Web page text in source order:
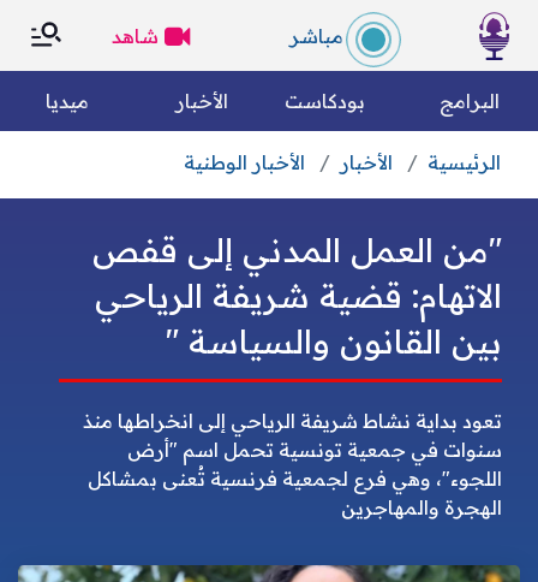
×
التصنيفات
الكل رياضة
متفرقات مقالات رأي
الأخبار العالمية الأخبار الوطنية
مجتمع مدني اقتصاد
× الرئسية
من نحن؟
وين تسمعونا
فريق العمل
الميثاق التحريري
مباشر شاهد
البرامج بودكاست الأخبار ميديا
الرئيسية الأخبار الأخبار الوطنية
"من العمل المدني إلى قفص
الاتهام: قضية شريفة الرياحي
بين القانون والسياسة "
تعود بداية نشاط شريفة الرياحي إلى انخراطها منذ
سنوات في جمعية تونسية تحمل اسم "أرض
اللجوء"، وهي فرع لجمعية فرنسية تُعنى بمشاكل
الهجرة والمهاجرين